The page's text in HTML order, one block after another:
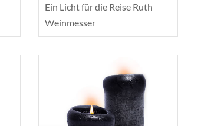
Ein Licht für die Reise Ruth
Weinmesser